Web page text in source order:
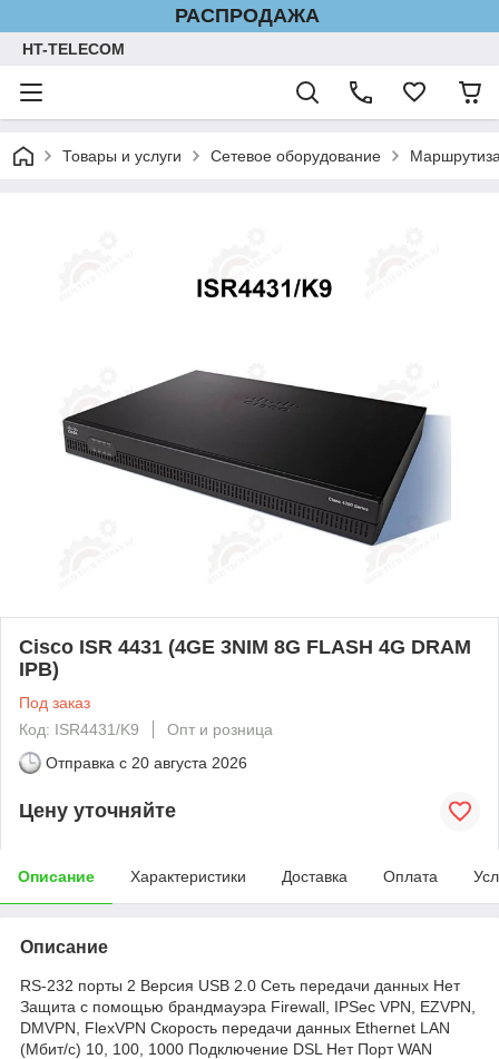
РАСПРОДАЖА
HT-TELECOM
Товары и услуги Сетевое оборудование
Cisco ISR 4431 (4GE 3NIM 8G FLASH 4G DRAM
IPB)
Под заказ
Код: ISR4431/K9
Опт и розница
Отправка с 20 августа 2026
Цену уточняйте
Описание Характеристики Доставка Оплата
Описание
RS-232 порты 2 Версия USB 2.0 Сеть передачи данных Нет
Защита с помощью брандмауэра Firewall, IPSec VPN, EZVPN,
DMVPN, FlexVPN Скорость передачи данных Ethernet LAN
(Мбит/с) 10, 100, 1000 Подключение DSL Нет Порт WAN